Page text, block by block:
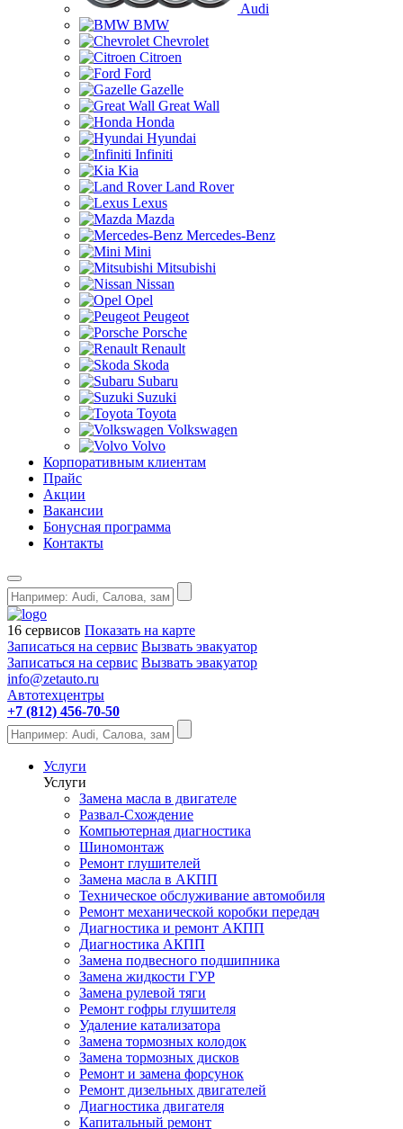
Audi
BMW
Chevrolet
Citroen
Ford
Gazelle
Great Wall
Honda
Hyundai
Infiniti
Kia
Land Rover
Lexus
Mazda
Mercedes-Benz
Mini
Mitsubishi
Nissan
Opel
Peugeot
Porsche
Renault
Skoda
Subaru
Suzuki
Toyota
Volkswagen
Volvo
Корпоративным клиентам
Прайс
Акции
Вакансии
Бонусная программа
Контакты
16 сервисов Показать на карте
Записаться на сервис Вызвать эвакуатор
Записаться на сервис Вызвать эвакуатор
info@zetauto.ru
Автотехцентры
+7 (812) 456-70-50
Услуги
Услуги
Замена масла в двигателе
Развал-Схождение
Компьютерная диагностика
Шиномонтаж
Ремонт глушителей
Замена масла в АКПП
Техническое обслуживание автомобиля
Ремонт механической коробки передач
Диагностика и ремонт АКПП
Диагностика АКПП
Замена подвесного подшипника
Замена жидкости ГУР
Замена рулевой тяги
Ремонт гофры глушителя
Удаление катализатора
Замена тормозных колодок
Замена тормозных дисков
Ремонт и замена форсунок
Ремонт дизельных двигателей
Диагностика двигателя
Капитальный ремонт